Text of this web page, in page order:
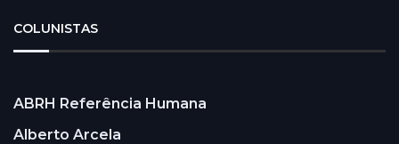
COLUNISTAS
ABRH Referência Humana
Alberto Arcela